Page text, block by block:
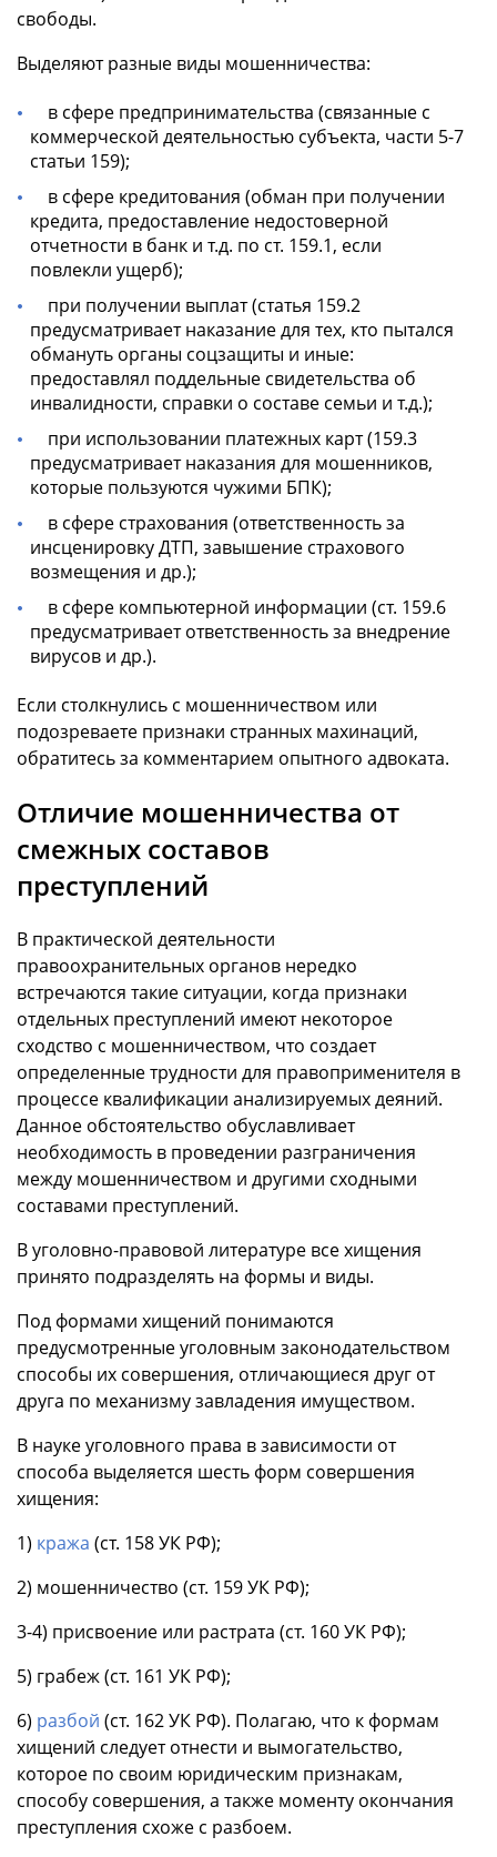
свободы.
Выделяют разные виды мошенничества:
в сфере предпринимательства (связанные с
коммерческой деятельностью субъекта, части 5-7
статьи 159);
в сфере кредитования (обман при получении
кредита, предоставление недостоверной
отчетности в банк и т.д. по ст. 159.1, если
повлекли ущерб);
при получении выплат (статья 159.2
предусматривает наказание для тех, кто пытался
обмануть органы соцзащиты и иные:
предоставлял поддельные свидетельства об
инвалидности, справки о составе семьи и т.д.);
при использовании платежных карт (159.3
предусматривает наказания для мошенников,
которые пользуются чужими БПК);
в сфере страхования (ответственность за
инсценировку ДТП, завышение страхового
возмещения и др.);
в сфере компьютерной информации (ст. 159.6
предусматривает ответственность за внедрение
вирусов и др.).
Если столкнулись с мошенничеством или
подозреваете признаки странных махинаций,
обратитесь за комментарием опытного адвоката.
Отличие мошенничества от
смежных составов
преступлений
В практической деятельности
правоохранительных органов нередко
встречаются такие ситуации, когда признаки
отдельных преступлений имеют некоторое
сходство с мошенничеством, что создает
определенные трудности для правоприменителя в
процессе квалификации анализируемых деяний.
Данное обстоятельство обуславливает
необходимость в проведении разграничения
между мошенничеством и другими сходными
составами преступлений.
В уголовно-правовой литературе все хищения
принято подразделять на формы и виды.
Под формами хищений понимаются
предусмотренные уголовным законодательством
способы их совершения, отличающиеся друг от
друга по механизму завладения имуществом.
В науке уголовного права в зависимости от
способа выделяется шесть форм совершения
хищения:
1) кража (ст. 158 УК РФ);
2) мошенничество (ст. 159 УК РФ);
3-4) присвоение или растрата (ст. 160 УК РФ);
5) грабеж (ст. 161 УК РФ);
6) разбой (ст. 162 УК РФ). Полагаю, что к формам
хищений следует отнести и вымогательство,
которое по своим юридическим признакам,
способу совершения, а также моменту окончания
преступления схоже с разбоем.